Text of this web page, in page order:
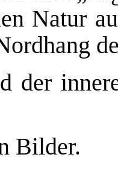
Natur
der
Bilder.